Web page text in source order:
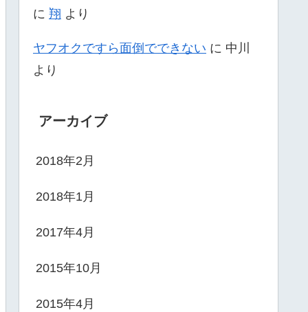
に 翔 より
ヤフオクですら面倒でできない に 中川
より
アーカイブ
2018年2月
2018年1月
2017年4月
2015年10月
2015年4月